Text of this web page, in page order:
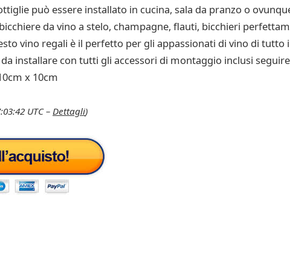
può essere installato in cucina, sala da pranzo o
da vino a stelo, champagne, flauti, bicchieri
vino regali è il perfetto per gli appassionati di vino di tutto
installare con tutti gli accessori di montaggio inclusi
x 10cm
UTC –Dettagli)